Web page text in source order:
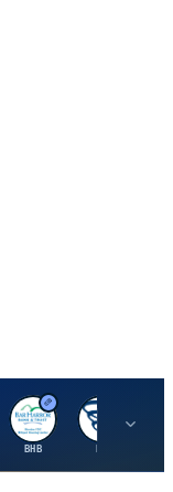
B
BHB
B